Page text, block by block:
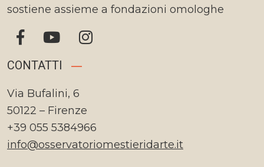
sostiene assieme a fondazioni omologhe
CONTATTI
Via Bufalini, 6
50122 – Firenze
+39 055 5384966
info@osservatoriomestieridarte.it